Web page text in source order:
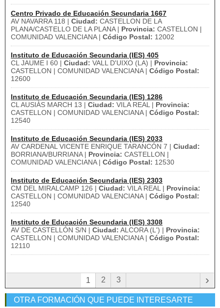
Centro Privado de Educación Secundaria 1667
AV NAVARRA 118 | Ciudad: CASTELLON DE LA
PLANA/CASTELLO DE LA PLANA | Provincia: CASTELLON |
COMUNIDAD VALENCIANA | Código Postal: 12002
Instituto de Educación Secundaria (IES) 405
CL JAUME I 60 | Ciudad: VALL D'UIXO (LA) | Provincia:
CASTELLON | COMUNIDAD VALENCIANA | Código Postal:
12600
Instituto de Educación Secundaria (IES) 1286
CL AUSIÀS MARCH 13 | Ciudad: VILA REAL | Provincia:
CASTELLON | COMUNIDAD VALENCIANA | Código Postal:
12540
Instituto de Educación Secundaria (IES) 2033
AV CARDENAL VICENTE ENRIQUE TARANCÓN 7 | Ciudad:
BORRIANA/BURRIANA | Provincia: CASTELLON |
COMUNIDAD VALENCIANA | Código Postal: 12530
Instituto de Educación Secundaria (IES) 2303
CM DEL MIRALCAMP 126 | Ciudad: VILA REAL | Provincia:
CASTELLON | COMUNIDAD VALENCIANA | Código Postal:
12540
Instituto de Educación Secundaria (IES) 3308
AV DE CASTELLÓN S/N | Ciudad: ALCORA (L') | Provincia:
CASTELLON | COMUNIDAD VALENCIANA | Código Postal:
12110
1 2 3 ›
OTRA FORMACIÓN QUE PUEDE INTERESARTE